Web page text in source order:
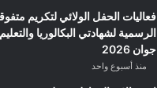
فعاليات الحفل الولائي لتكريم
الرسمية لشهادتي البكالوريا
جوان 2026
منذ أسبوع واحد